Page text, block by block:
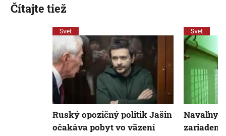
Čítajte tiež
Svet
Ruský opozičný politik Jašin
očakáva pobyt vo väzení
Svet
Navaľnyj